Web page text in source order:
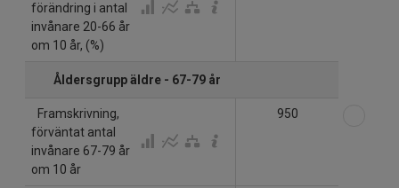
förändring i antal
invånare 20-66 år
om 10 år, (%)
Åldersgrupp äldre - 67-79 år
Framskrivning,
förväntat antal
invånare 67-79 år
om 10 år
950